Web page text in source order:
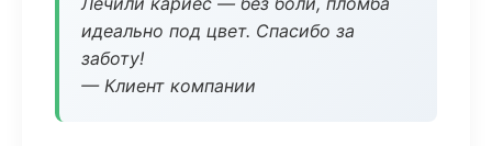
идеально под цвет. Спасибо за
заботу!
— Клиент компании